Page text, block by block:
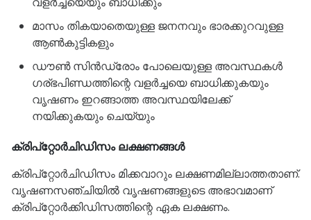
മാസം തികയാതെയുള്ള ജനനവും ഭാരക്കുറവുള്ള
ആൺകുട്ടികളും
ഡൗൺ സിൻഡ്രോം പോലെയുള്ള അവസ്ഥകൾ
ഗര്ഭപിണ്ഡത്തിന്റെ വളർച്ചയെ ബാധിക്കുകയും
വൃഷണം ഇറങ്ങാത്ത അവസ്ഥയിലേക്ക്
നയിക്കുകയും ചെയ്യും
ക്രിപ്റ്റോർചിഡിസം ലക്ഷണങ്ങൾ
ക്രിപ്‌റ്റോർചിഡിസം മിക്കവാറും ലക്ഷണമില്ലാത്തതാണ്.
വൃഷണസഞ്ചിയിൽ വൃഷണങ്ങളുടെ അഭാവമാണ്
ക്രിപ്‌റ്റോർക്കിഡിസത്തിന്റെ ഏക ലക്ഷണം.